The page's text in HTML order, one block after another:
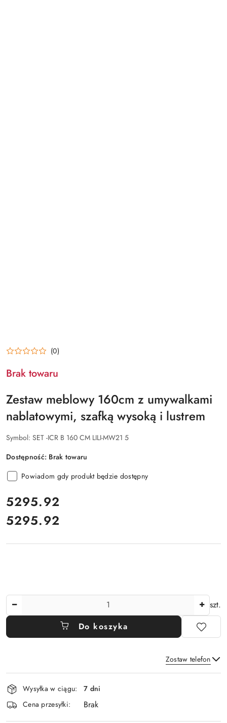
(0)
Brak towaru
Zestaw meblowy 160cm z umywalkami
nablatowymi, szafką wysoką i lustrem
Symbol: SET -ICR B 160 CM LILI-MW21 5
Dostępność: Brak towaru
Powiadom gdy produkt będzie dostępny
cena:
5295.92
Cena:
5295.92
szt.
Do koszyka
Zostaw telefon
Dostępność
i
dostawa
Wysyłka w ciągu:
7 dni
Cena przesyłki:
Brak